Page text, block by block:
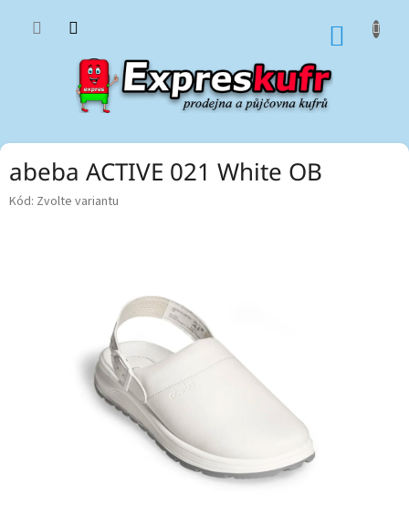
abeba ACTIVE 021 White OB
Kód: Zvolte variantu